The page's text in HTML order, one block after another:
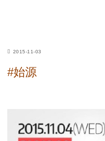
2015-11-03
#始源